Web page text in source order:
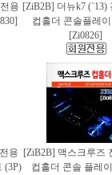
용 [ZiB2B] 더뉴k7 (`13)
컵홀더 콘솔플레
[Zi0826]
용
(3P)
[ZiB2B] 맥스크루즈
컵홀더 콘솔 플레